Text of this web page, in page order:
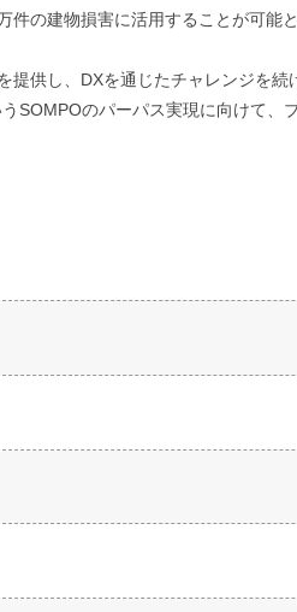
の建物損害に活用することが可能
供し、DXを通じたチャレンジを
SOMPOのパーパス実現に向けて